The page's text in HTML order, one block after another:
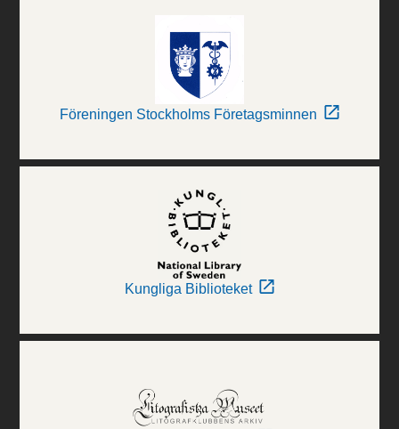
Föreningen Stockholms Företagsminnen
Kungliga Biblioteket